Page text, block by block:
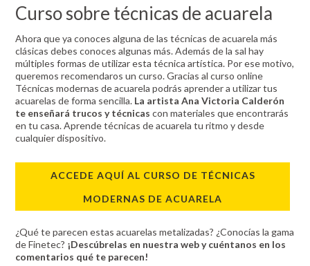
Curso sobre técnicas de acuarela
Ahora que ya conoces alguna de las técnicas de acuarela más
clásicas debes conoces algunas más. Además de la sal hay
múltiples formas de utilizar esta técnica artística. Por ese motivo,
queremos recomendaros un curso. Gracias al curso online
Técnicas modernas de acuarela podrás aprender a utilizar tus
acuarelas de forma sencilla. La artista Ana Victoria Calderón
te enseñará trucos y técnicas con materiales que encontrarás
en tu casa. Aprende técnicas de acuarela tu ritmo y desde
cualquier dispositivo.
ACCEDE AQUÍ AL CURSO DE TÉCNICAS
MODERNAS DE ACUARELA
¿Qué te parecen estas acuarelas metalizadas? ¿Conocías la gama
de Finetec? ¡Descúbrelas en nuestra web y cuéntanos en los
comentarios qué te parecen!